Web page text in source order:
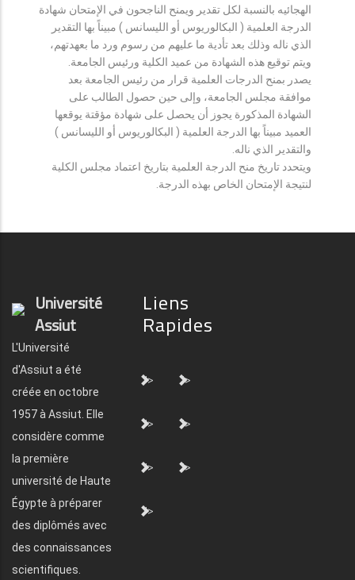
الهجائيه بالنسبة لكل تقدير ويمنح الناجحون في الإمتحان شهادة
الدرجة العلمية ( البكالوريوس أو الليسانس ) مبيناً بها التقدير
الذي ناله وذلك بعد تأدية ما عليهم من رسوم ورد ما بعهدتهم،
ويتم توقيع هذه الشهادة من عميد الكلية ورئيس الجامعة.
يصدر بمنح الدرجات العلمية قرار من رئيس الجامعة بعد
موافقة مجلس الجامعة، وإلى حين حصول الطالب على
الشهادة المذكورة يجوز أن يحصل على شهادة مؤقتة يوقعها
العميد مبيناً بها الدرجة العلمية ( البكالوريوس أو الليسانس )
والتقدير الذي ناله.
ويتحدد تاريخ منح الدرجة العلمية بتاريخ اعتماد مجلس الكلية
لنتيجة الإمتحان الخاص بهذه الدرجة.
Université
Assiut
L'Université
d'Assiut a été
créée en octobre
1957 à Assiut. Elle
considère comme
la première
université de Haute
Égypte à préparer
des diplômés avec
des connaissances
scientifiques.
Liens
Rapides
"> ">
"> ">
"> ">
">